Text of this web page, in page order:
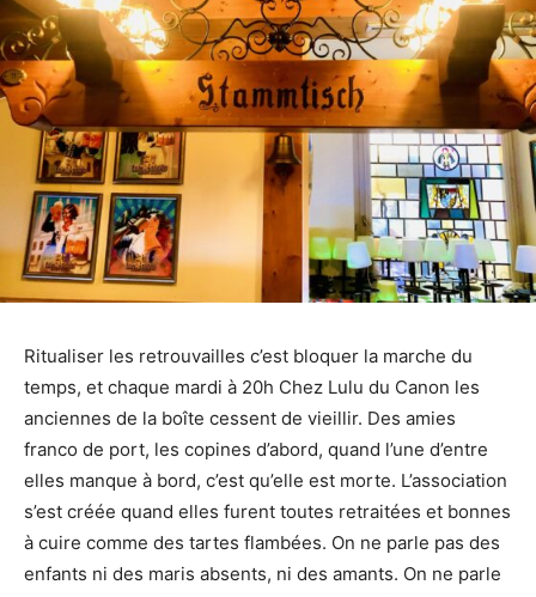
Ritualiser les retrouvailles c’est bloquer la marche du
temps, et chaque mardi à 20h Chez Lulu du Canon les
anciennes de la boîte cessent de vieillir. Des amies
franco de port, les copines d’abord, quand l’une d’entre
elles manque à bord, c’est qu’elle est morte. L’association
s’est créée quand elles furent toutes retraitées et bonnes
à cuire comme des tartes flambées. On ne parle pas des
enfants ni des maris absents, ni des amants. On ne parle